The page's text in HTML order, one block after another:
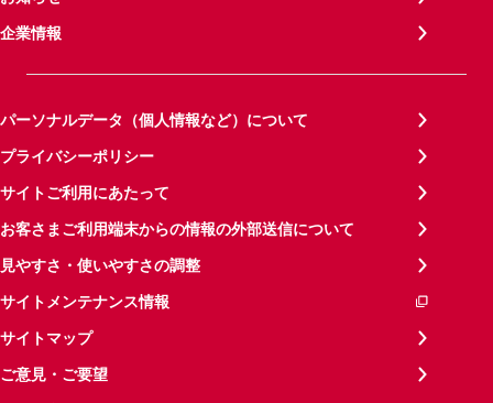
企業情報
パーソナルデータ（個人情報など）について
プライバシーポリシー
サイトご利用にあたって
お客さまご利用端末からの情報の外部送信について
見やすさ・使いやすさの調整
サイトメンテナンス情報
サイトマップ
ご意見・ご要望